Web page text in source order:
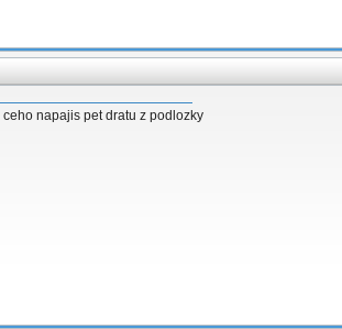
napajis pet dratu z podlozky